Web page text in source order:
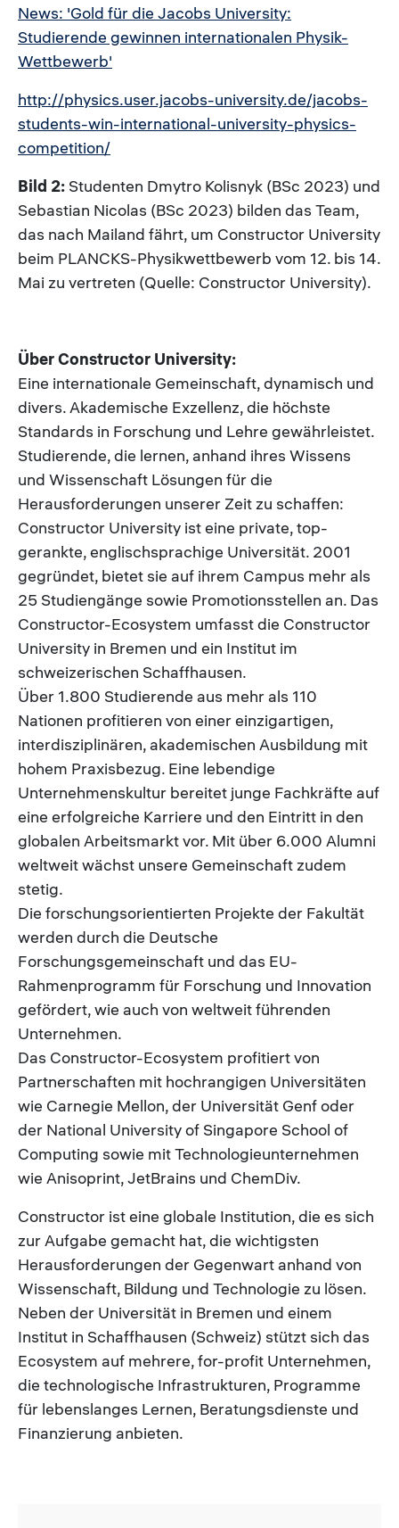
News: 'Gold für die Jacobs University:
Studierende gewinnen internationalen Physik-
Wettbewerb'
http://physics.user.jacobs-university.de/jacobs-
students-win-international-university-physics-
competition/
Bild 2: Studenten Dmytro Kolisnyk (BSc 2023) und
Sebastian Nicolas (BSc 2023) bilden das Team,
das nach Mailand fährt, um Constructor University
beim PLANCKS-Physikwettbewerb vom 12. bis 14.
Mai zu vertreten (Quelle: Constructor University).
Über Constructor University:
Eine internationale Gemeinschaft, dynamisch und
divers. Akademische Exzellenz, die höchste
Standards in Forschung und Lehre gewährleistet.
Studierende, die lernen, anhand ihres Wissens
und Wissenschaft Lösungen für die
Herausforderungen unserer Zeit zu schaffen:
Constructor University ist eine private, top-
gerankte, englischsprachige Universität. 2001
gegründet, bietet sie auf ihrem Campus mehr als
25 Studiengänge sowie Promotionsstellen an. Das
Constructor-Ecosystem umfasst die Constructor
University in Bremen und ein Institut im
schweizerischen Schaffhausen.
Über 1.800 Studierende aus mehr als 110
Nationen profitieren von einer einzigartigen,
interdisziplinären, akademischen Ausbildung mit
hohem Praxisbezug. Eine lebendige
Unternehmenskultur bereitet junge Fachkräfte auf
eine erfolgreiche Karriere und den Eintritt in den
globalen Arbeitsmarkt vor. Mit über 6.000 Alumni
weltweit wächst unsere Gemeinschaft zudem
stetig.
Die forschungsorientierten Projekte der Fakultät
werden durch die Deutsche
Forschungsgemeinschaft und das EU-
Rahmenprogramm für Forschung und Innovation
gefördert, wie auch von weltweit führenden
Unternehmen.
Das Constructor-Ecosystem profitiert von
Partnerschaften mit hochrangigen Universitäten
wie Carnegie Mellon, der Universität Genf oder
der National University of Singapore School of
Computing sowie mit Technologieunternehmen
wie Anisoprint, JetBrains und ChemDiv.
Constructor ist eine globale Institution, die es sich
zur Aufgabe gemacht hat, die wichtigsten
Herausforderungen der Gegenwart anhand von
Wissenschaft, Bildung und Technologie zu lösen.
Neben der Universität in Bremen und einem
Institut in Schaffhausen (Schweiz) stützt sich das
Ecosystem auf mehrere, for-profit Unternehmen,
die technologische Infrastrukturen, Programme
für lebenslanges Lernen, Beratungsdienste und
Finanzierung anbieten.